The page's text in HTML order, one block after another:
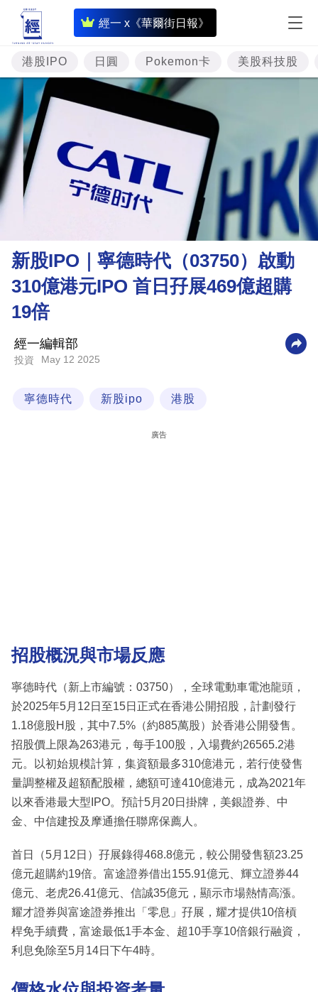
經一 x《華爾街日報》
即
時
財
經
專
投
資
樓
理
財
商
技
港股IPO 日圓 Pokemon卡 美股科技股
新股IPO｜寧德時代（03750）啟動
310億港元IPO 首日孖展469億超購
19倍
經一編輯部
投資 May 12 2025
寧德時代 新股ipo 港股
廣告
招股概況與市場反應
寧德時代（新上市編號：03750），全球電動車電池龍頭，
於2025年5月12日至15日正式在香港公開招股，計劃發行
1.18億股H股，其中7.5%（約885萬股）於香港公開發售。
招股價上限為263港元，每手100股，入場費約26565.2港
元。以初始規模計算，集資額最多310億港元，若行使發售
量調整權及超額配股權，總額可達410億港元，成為2021年
以來香港最大型IPO。預計5月20日掛牌，美銀證券、中
金、中信建投及摩通擔任聯席保薦人。
首日（5月12日）孖展錄得468.8億元，較公開發售額23.25
億元超購約19倍。富途證券借出155.91億元、輝立證券44
億元、老虎26.41億元、信誠35億元，顯示市場熱情高漲。
耀才證券與富途證券推出「零息」孖展，耀才提供10倍槓
桿免手續費，富途最低1手本金、超10手享10倍銀行融資，
利息免除至5月14日下午4時。